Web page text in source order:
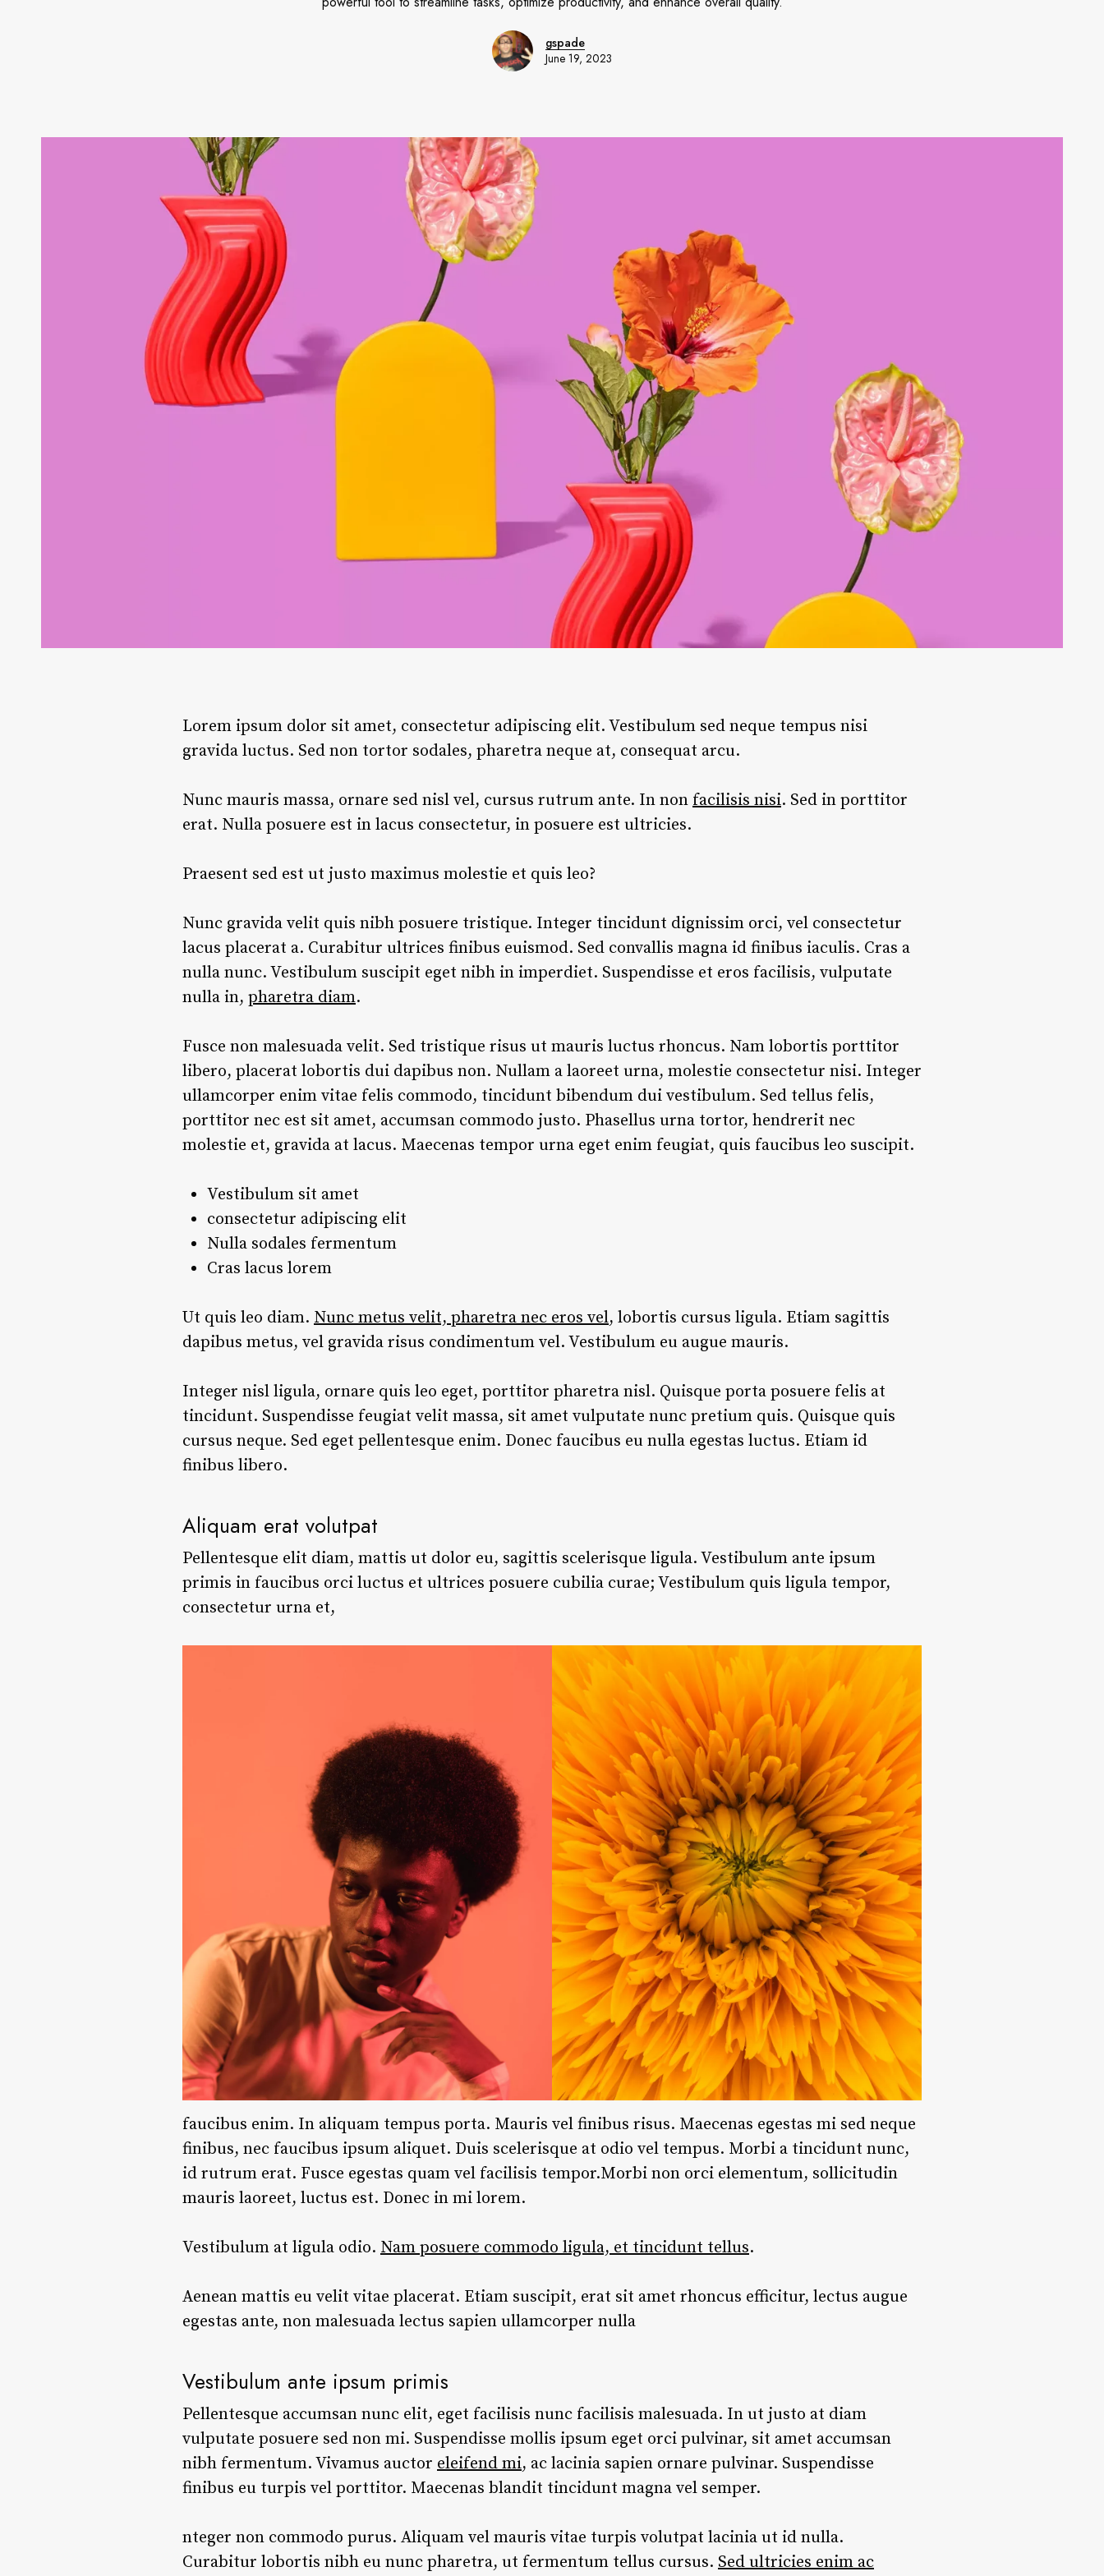
gspade
June 19, 2023
Lorem ipsum dolor sit amet, consectetur adipiscing elit. Vestibulum sed neque tempus nisi
gravida luctus. Sed non tortor sodales, pharetra neque at, consequat arcu.
Nunc mauris massa, ornare sed nisl vel, cursus rutrum ante. In non facilisis nisi. Sed in porttitor
erat. Nulla posuere est in lacus consectetur, in posuere est ultricies.
Praesent sed est ut justo maximus molestie et quis leo?
Nunc gravida velit quis nibh posuere tristique. Integer tincidunt dignissim orci, vel consectetur
lacus placerat a. Curabitur ultrices finibus euismod. Sed convallis magna id finibus iaculis. Cras a
nulla nunc. Vestibulum suscipit eget nibh in imperdiet. Suspendisse et eros facilisis, vulputate
nulla in, pharetra diam.
Fusce non malesuada velit. Sed tristique risus ut mauris luctus rhoncus. Nam lobortis porttitor
libero, placerat lobortis dui dapibus non. Nullam a laoreet urna, molestie consectetur nisi. Integer
ullamcorper enim vitae felis commodo, tincidunt bibendum dui vestibulum. Sed tellus felis,
porttitor nec est sit amet, accumsan commodo justo. Phasellus urna tortor, hendrerit nec
molestie et, gravida at lacus. Maecenas tempor urna eget enim feugiat, quis faucibus leo suscipit.
Vestibulum sit amet
consectetur adipiscing elit
Nulla sodales fermentum
Cras lacus lorem
Ut quis leo diam. Nunc metus velit, pharetra nec eros vel, lobortis cursus ligula. Etiam sagittis
dapibus metus, vel gravida risus condimentum vel. Vestibulum eu augue mauris.
Integer nisl ligula, ornare quis leo eget, porttitor pharetra nisl. Quisque porta posuere felis at
tincidunt. Suspendisse feugiat velit massa, sit amet vulputate nunc pretium quis. Quisque quis
cursus neque. Sed eget pellentesque enim. Donec faucibus eu nulla egestas luctus. Etiam id
finibus libero.
Aliquam erat volutpat
Pellentesque elit diam, mattis ut dolor eu, sagittis scelerisque ligula. Vestibulum ante ipsum
primis in faucibus orci luctus et ultrices posuere cubilia curae; Vestibulum quis ligula tempor,
consectetur urna et,
faucibus enim. In aliquam tempus porta. Mauris vel finibus risus. Maecenas egestas mi sed neque
finibus, nec faucibus ipsum aliquet. Duis scelerisque at odio vel tempus. Morbi a tincidunt nunc,
id rutrum erat. Fusce egestas quam vel facilisis tempor.Morbi non orci elementum, sollicitudin
mauris laoreet, luctus est. Donec in mi lorem.
Vestibulum at ligula odio. Nam posuere commodo ligula, et tincidunt tellus.
Aenean mattis eu velit vitae placerat. Etiam suscipit, erat sit amet rhoncus efficitur, lectus augue
egestas ante, non malesuada lectus sapien ullamcorper nulla
Vestibulum ante ipsum primis
Pellentesque accumsan nunc elit, eget facilisis nunc facilisis malesuada. In ut justo at diam
vulputate posuere sed non mi. Suspendisse mollis ipsum eget orci pulvinar, sit amet accumsan
nibh fermentum. Vivamus auctor eleifend mi, ac lacinia sapien ornare pulvinar. Suspendisse
finibus eu turpis vel porttitor. Maecenas blandit tincidunt magna vel semper.
nteger non commodo purus. Aliquam vel mauris vitae turpis volutpat lacinia ut id nulla.
Curabitur lobortis nibh eu nunc pharetra, ut fermentum tellus cursus. Sed ultricies enim ac